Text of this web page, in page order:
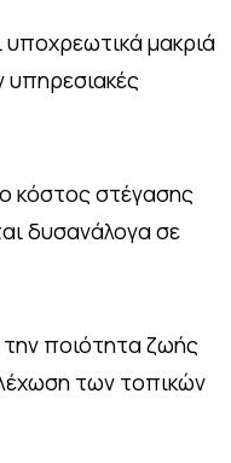
υποχρεωτικά μακριά
κόστος στέγασης
δυσανάλογα σε
την ποιότητα ζωής
των τοπικών